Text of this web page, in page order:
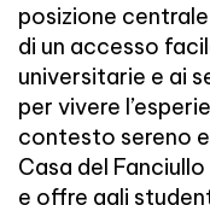
posizione
di un accesso
universitarie e ai
per vivere
contesto sereno
Casa del
e offre agli